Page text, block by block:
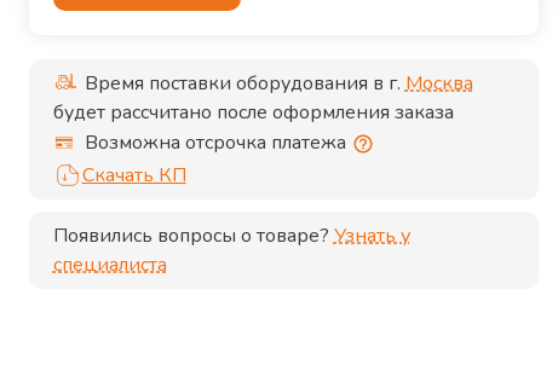
Время поставки оборудования в г.Москва
будет рассчитано после оформления заказа
Возможна отсрочка платежа
Скачать КП
Появились вопросы о товаре? Узнать у
специалиста